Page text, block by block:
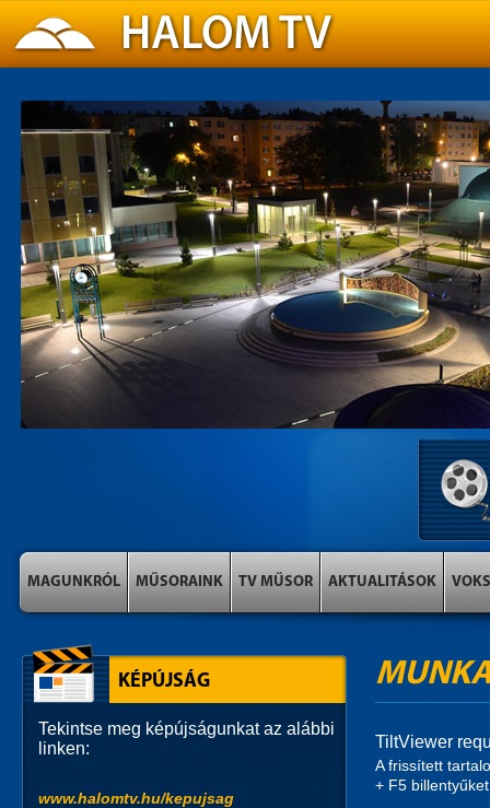
MAGUNKRÓL MŰSORAINK TV MŰSOR AKTUALITÁSOK VOKS
TiltViewer
A frissített
+ F5
KÉPÚJSÁG
Tekintse meg képújságunkat az alábbi
linken:
www.halomtv.hu/kepujsag